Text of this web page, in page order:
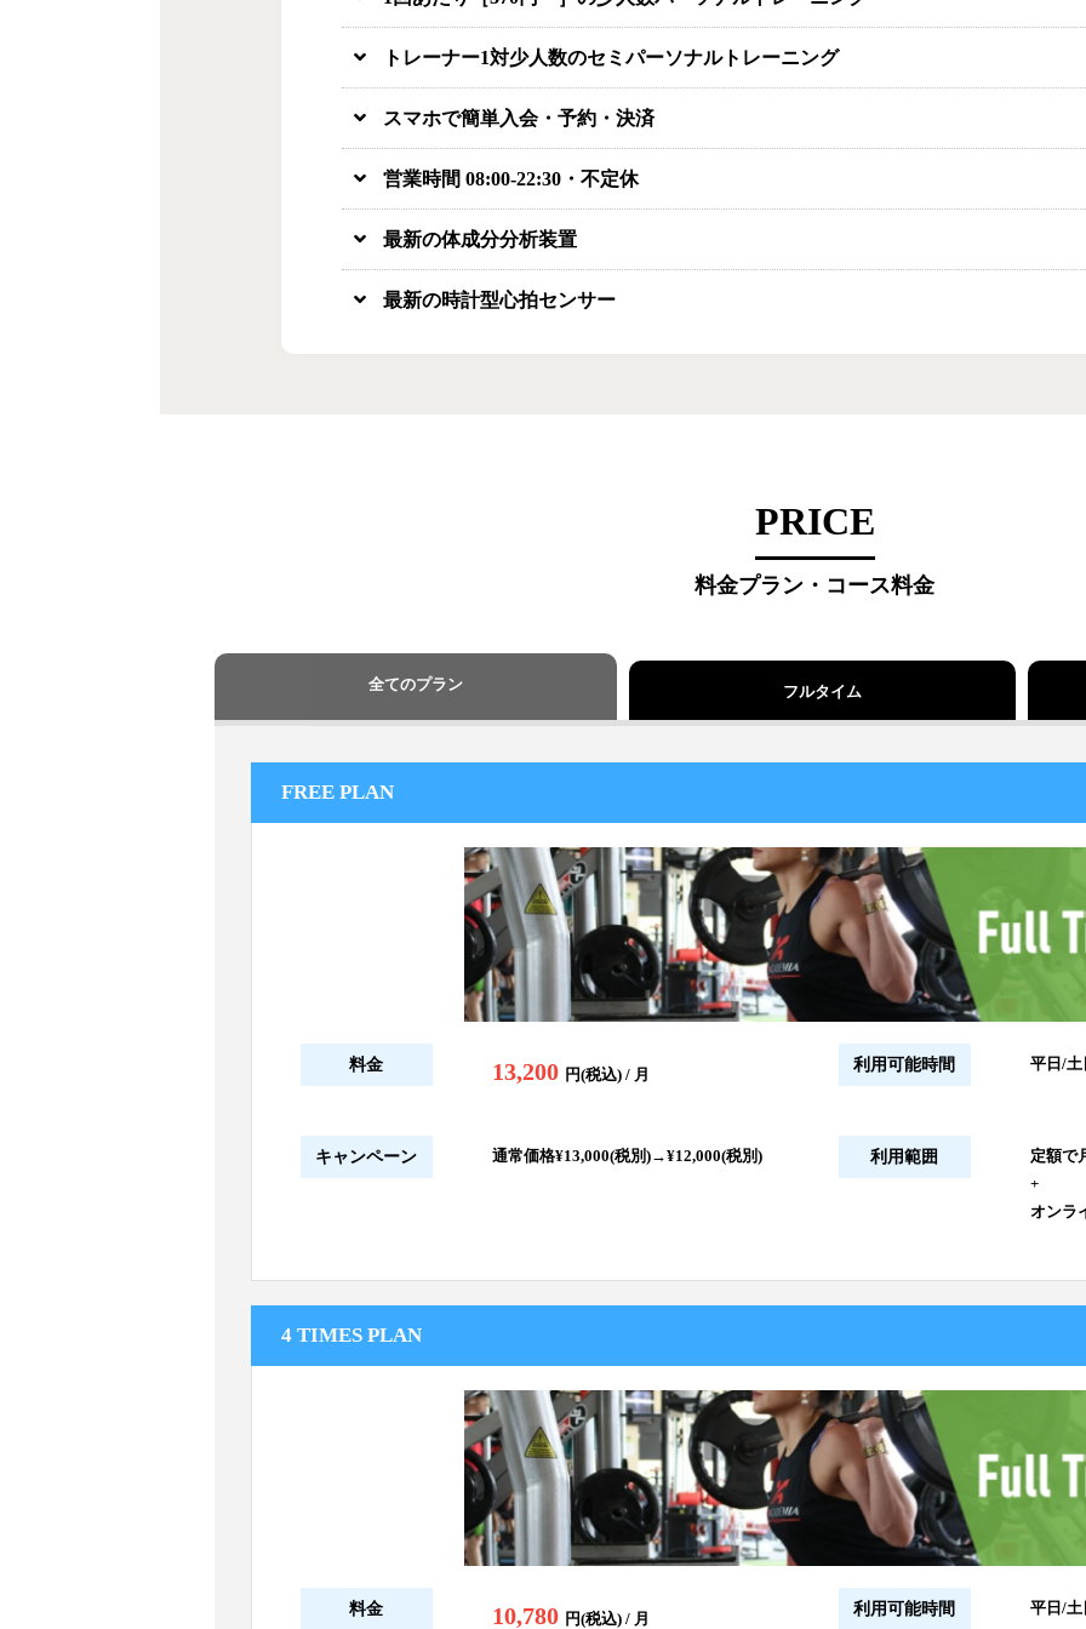
トレーナー1対少人数のセミパーソナルトレーニング
スマホで簡単入会・予約・決済
営業時間 08:00-22:30・不定休
最新の体成分分析装置
最新の時計型心拍センサー
PRICE
料金プラン・コース料金
全てのプラン フルタイム
FREE PLAN
料金 13,200 円(税込) / 月
利用可能時間 平日/土
キャンペーン 通常価格¥13,000(税別)→¥12,000(税別) 利用範囲
定額で
+
オンラ
4 TIMES PLAN
料金 10,780 円(税込) / 月
利用可能時間 平日/土